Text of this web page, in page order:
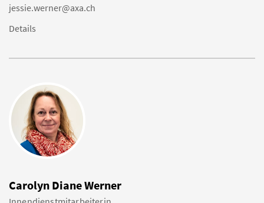
jessie.werner@axa.ch
Details
Carolyn Diane Werner